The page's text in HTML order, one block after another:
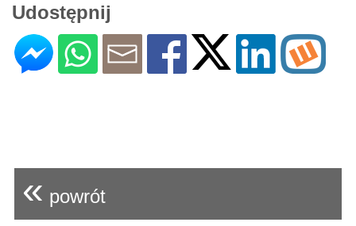
Udostępnij
« powrót